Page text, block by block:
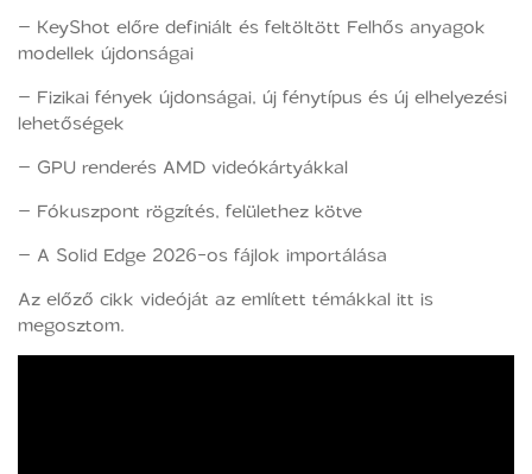
– KeyShot előre definiált és feltöltött Felhős anyagok
modellek újdonságai
– Fizikai fények újdonságai, új fénytípus és új elhelyezési
lehetőségek
– GPU renderés AMD videókártyákkal
– Fókuszpont rögzítés, felülethez kötve
– A Solid Edge 2026-os fájlok importálása
Az előző cikk videóját az említett témákkal itt is
megosztom.